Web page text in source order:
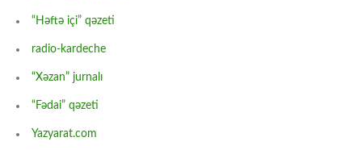
“Həftə içi” qəzeti
radio-kardeche
“Xəzan” jurnalı
“Fədai” qəzeti
Yazyarat.com